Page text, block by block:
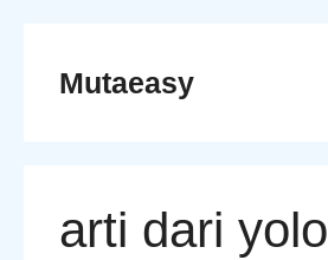
contentMutaeasy
arti dari yolo